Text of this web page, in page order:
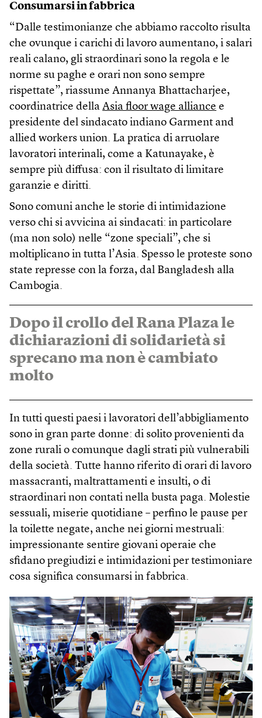
Consumarsi in fabbrica
“Dalle testimonianze che abbiamo raccolto risulta
che ovunque i carichi di lavoro aumentano, i salari
reali calano, gli straordinari sono la regola e le
norme su paghe e orari non sono sempre
rispettate”, riassume Annanya Bhattacharjee,
coordinatrice della Asia floor wage alliance e
presidente del sindacato indiano Garment and
allied workers union. La pratica di arruolare
lavoratori interinali, come a Katunayake, è
sempre più diffusa: con il risultato di limitare
garanzie e diritti.
Sono comuni anche le storie di intimidazione
verso chi si avvicina ai sindacati: in particolare
(ma non solo) nelle “zone speciali”, che si
moltiplicano in tutta l’Asia. Spesso le proteste sono
state represse con la forza, dal Bangladesh alla
Cambogia.
Dopo il crollo del Rana Plaza le
dichiarazioni di solidarietà si
sprecano ma non è cambiato
molto
In tutti questi paesi i lavoratori dell’abbigliamento
sono in gran parte donne: di solito provenienti da
zone rurali o comunque dagli strati più vulnerabili
della società. Tutte hanno riferito di orari di lavoro
massacranti, maltrattamenti e insulti, o di
straordinari non contati nella busta paga. Molestie
sessuali, miserie quotidiane – perfino le pause per
la toilette negate, anche nei giorni mestruali:
impressionante sentire giovani operaie che
sfidano pregiudizi e intimidazioni per testimoniare
cosa significa consumarsi in fabbrica.